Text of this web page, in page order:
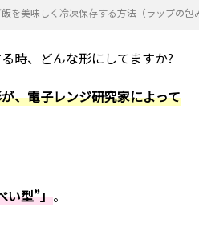
飯を美味しく冷凍保存する方法（ラップの
時、どんな形にしてますか?
、電子レンジ研究家によって
い型”」。